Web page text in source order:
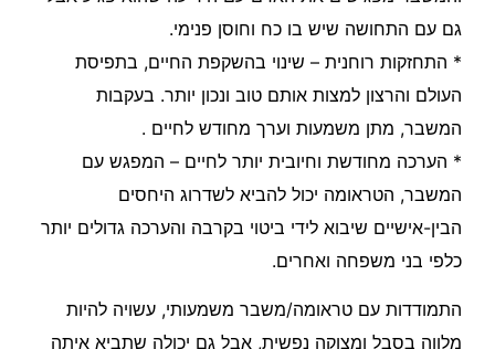
גם עם התחושה שיש בו כח וחוסן פנימי.
* התחזקות רוחנית – שינוי בהשקפת החיים, בתפיסת
העולם והרצון למצות אותם טוב ונכון יותר. בעקבות
המשבר, מתן משמעות וערך מחודש לחיים .
* הערכה מחודשת וחיובית יותר לחיים – המפגש עם
המשבר, הטראומה יכול להביא לשדרוג היחסים
הבין-אישיים שיבוא לידי ביטוי בקרבה והערכה גדולים יותר
כלפי בני משפחה ואחרים.
התמודדות עם טראומה/משבר משמעותי, עשויה להיות
מלווה בסבל ומצוקה נפשית, אבל גם יכולה שתביא איתה